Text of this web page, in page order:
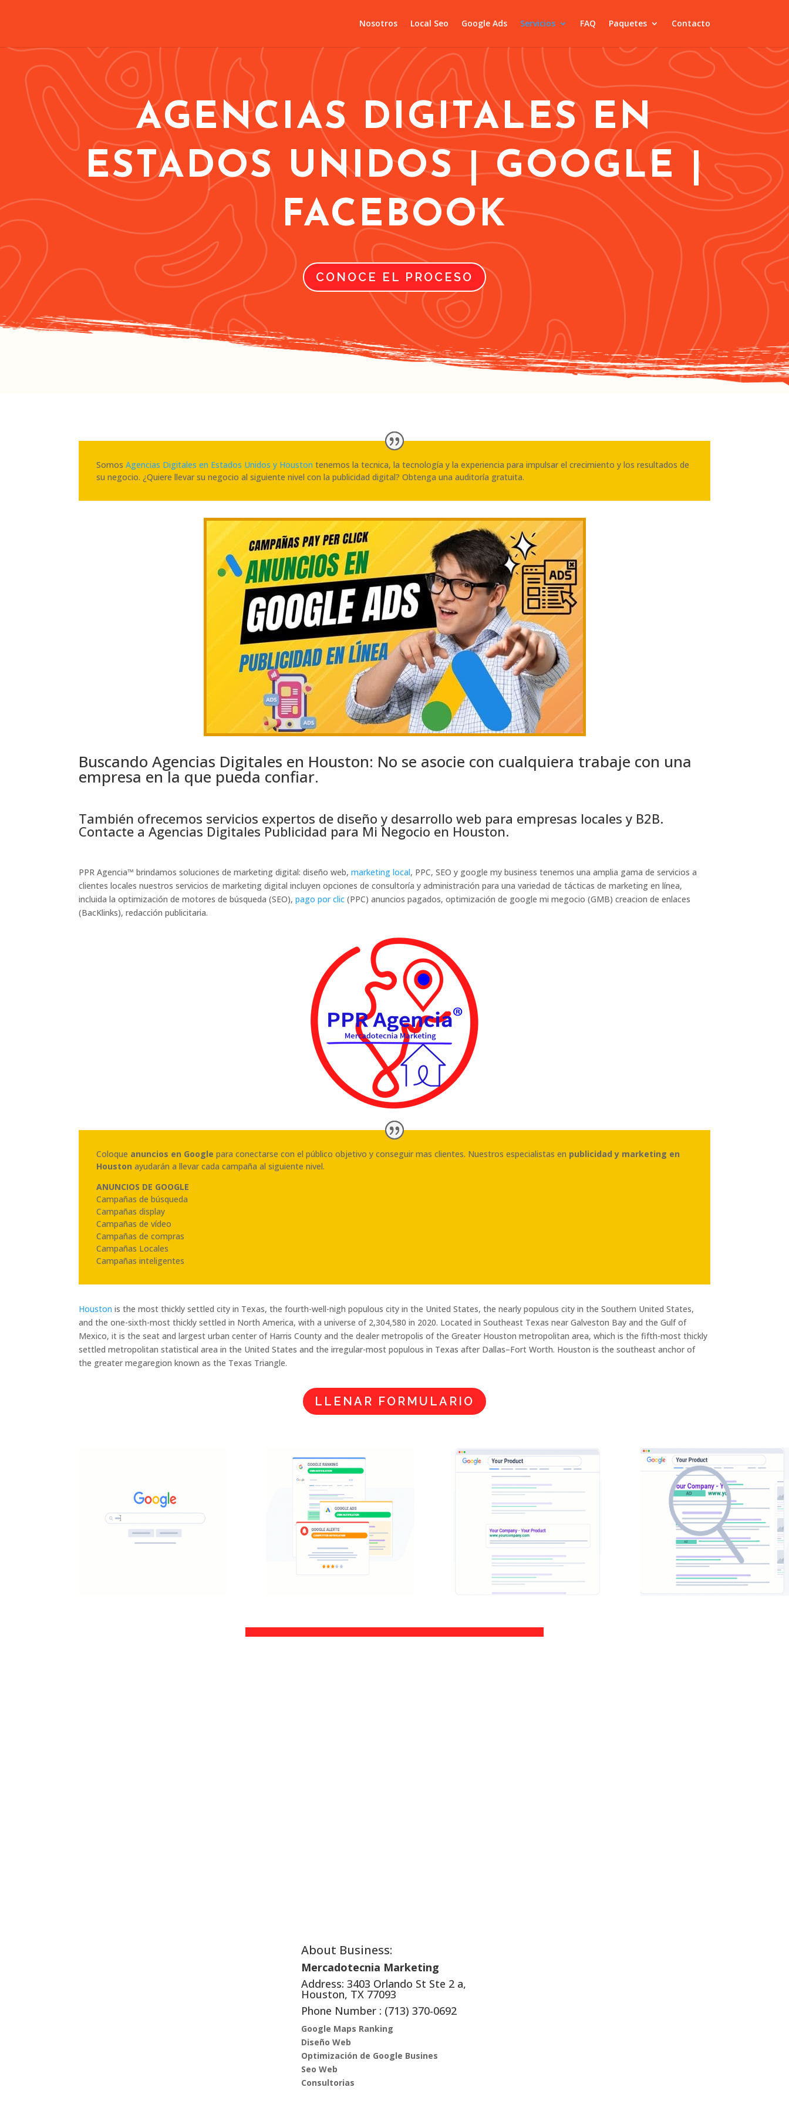
Nosotros Local Seo Google Ads Servicios FAQ Paquetes Contacto
AGENCIAS DIGITALES EN
ESTADOS UNIDOS | GOOGLE |
FACEBOOK
CONOCE EL PROCESO
SomosAgencias Digitales en Estados Unidos y Houston tenemos la tecnica, la tecnología y la experiencia para impulsar el crecimiento y los resultados de
su negocio. ¿Quiere llevar su negocio al siguiente nivel con la publicidad digital? Obtenga una auditoría gratuita.
Buscando Agencias Digitales en Houston: No se asocie con cualquiera trabaje con una
empresa en la que pueda confiar.
También ofrecemos servicios expertos de diseño y desarrollo web para empresas locales y B2B.
Contacte a Agencias Digitales Publicidad para Mi Negocio en Houston.
PPR Agencia™ brindamos soluciones de marketing digital: diseño web,marketing local, PPC, SEO y google my business tenemos una amplia gama de servicios a
clientes locales nuestros servicios de marketing digital incluyen opciones de consultoría y administración para una variedad de tácticas de marketing en línea,
incluida la optimización de motores de búsqueda (SEO),pago por clic (PPC) anuncios pagados, optimización de google mi megocio (GMB) creacion de enlaces
(BacKlinks), redacción publicitaria.
Coloque anuncios en Google para conectarse con el público objetivo y conseguir mas clientes. Nuestros especialistas en publicidad y marketing en
Houston ayudarán a llevar cada campaña al siguiente nivel.
ANUNCIOS DE GOOGLE
Campañas de búsqueda
Campañas display
Campañas de vídeo
Campañas de compras
Campañas Locales
Campañas inteligentes
Houston is the most thickly settled city in Texas, the fourth-well-nigh populous city in the United States, the nearly populous city in the Southern United States,
and the one-sixth-most thickly settled in North America, with a universe of 2,304,580 in 2020. Located in Southeast Texas near Galveston Bay and the Gulf of
Mexico, it is the seat and largest urban center of Harris County and the dealer metropolis of the Greater Houston metropolitan area, which is the fifth-most thickly
settled metropolitan statistical area in the United States and the irregular-most populous in Texas after Dallas–Fort Worth. Houston is the southeast anchor of
the greater megaregion known as the Texas Triangle.
LLENAR FORMULARIO
About Business:
Mercadotecnia Marketing
Address: 3403 Orlando St Ste 2 a,
Houston, TX 77093
Phone Number : (713) 370-0692
Google Maps Ranking
Diseño Web
Optimización de Google Busines
Seo Web
Consultorias